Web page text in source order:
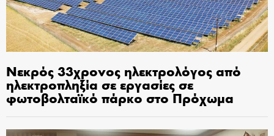
Νεκρός 33χρονος ηλεκτρολόγος από
ηλεκτροπληξία σε εργασίες σε
φωτοβολταϊκό πάρκο στο Πρόχωμα